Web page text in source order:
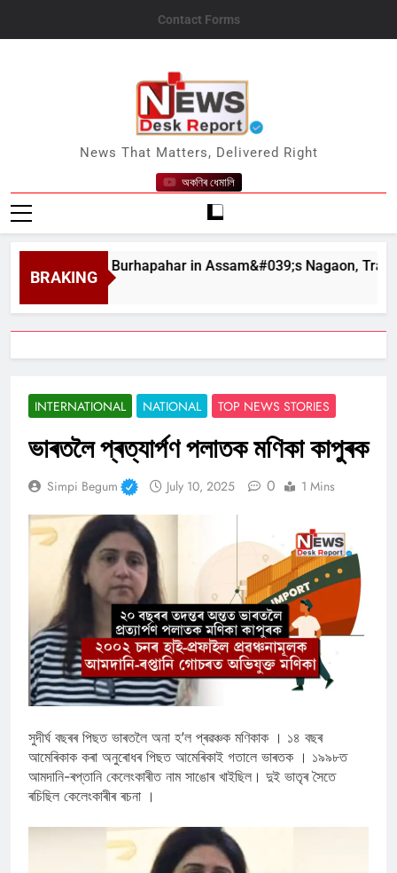
Contact Forms
News Desk Report
News That Matters, Delivered Right
অকণিৰ ধেমালি
BRAKING
at Burhapahar in Assam&#039;s Nagaon, Traffic
INTERNATIONAL NATIONAL TOP NEWS STORIES
ভাৰতলৈ প্ৰত্যাৰ্পণ পলাতক মণিকা কাপুৰক
Simpi Begum July 10, 2025 0 1 Mins
সুদীৰ্ঘ বছৰৰ পিছত ভাৰতলৈ অনা হ’ল প্ৰৱঞ্চক মণিকাক । ১৪ বছৰ
আমেৰিকাক কৰা অনুৰোধৰ পিছত আমেৰিকাই গতালে ভাৰতক । ১৯৯৮ত
আমদানি-ৰপ্তানি কেলেংকাৰীত নাম সাঙোৰ খাইছিল। দুই ভাতৃৰ সৈতে
ৰচিছিল কেলেংকাৰীৰ ৰচনা ।